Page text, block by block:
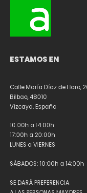
ESTAMOS EN
Calle María Díaz de Haro,
Bilbao, 48010
Vizcaya, España
10:00h a 14:00h
17:00h a 20:00h
LUNES a VIERNES
SÁBADOS: 10:00h a 14:00h
SE DARÁ PREFERENCIA